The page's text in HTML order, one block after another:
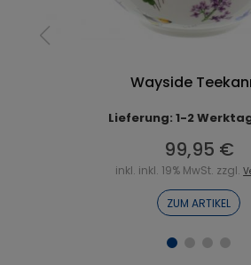
Wayside
Lieferung: 1-2
99,95 €
inkl. inkl. 19% MwSt. zzgl.
ZUM ARTIKEL